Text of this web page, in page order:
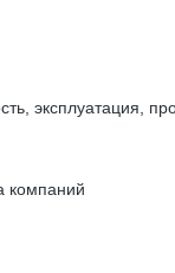
эксплуатация,
компаний